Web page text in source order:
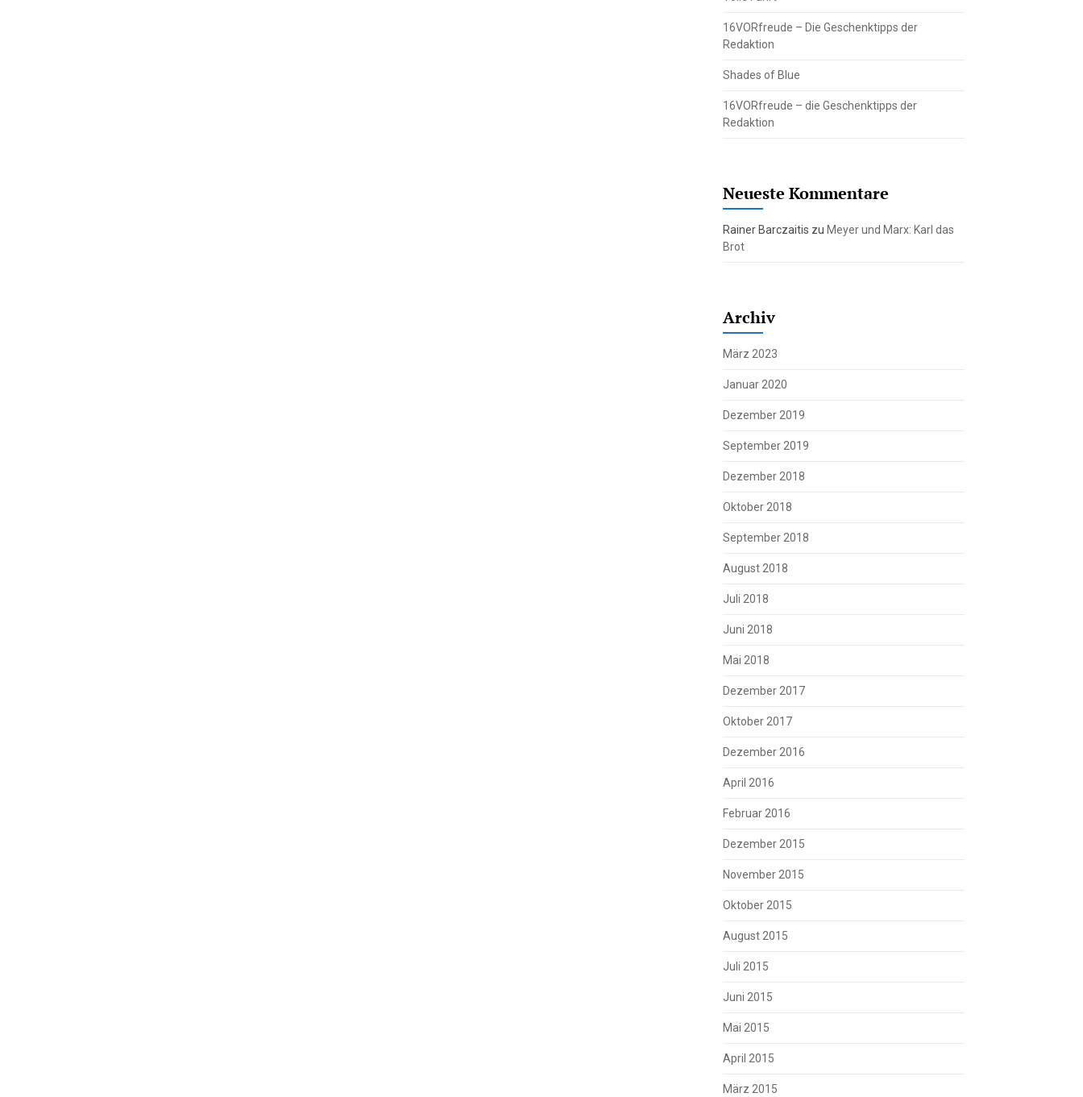
16VORfreude – Die Geschenktipps der
Redaktion
Shades of Blue
16VORfreude – die Geschenktipps der
Redaktion
Neueste Kommentare
Rainer Barczaitis zu Meyer und Marx: Karl das
Brot
Archiv
März 2023
Januar 2020
Dezember 2019
September 2019
Dezember 2018
Oktober 2018
September 2018
August 2018
Juli 2018
Juni 2018
Mai 2018
Dezember 2017
Oktober 2017
Dezember 2016
April 2016
Februar 2016
Dezember 2015
November 2015
Oktober 2015
August 2015
Juli 2015
Juni 2015
Mai 2015
April 2015
März 2015